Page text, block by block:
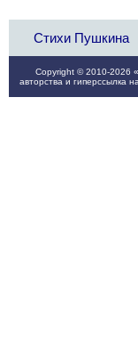
Стихи Пушкина
Copyright © 2010-2026
авторства и гиперссылка на